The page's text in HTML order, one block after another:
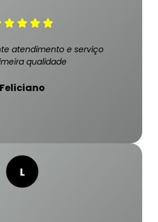
atendimento e serviço
qualidade
Feliciano